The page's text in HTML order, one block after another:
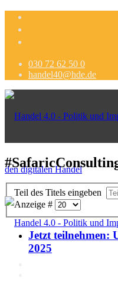
030 72 62 50 0
handel40@hde.de
Teil des Titels eingeben
Anzeige #
Jetzt teilnehmen:
2025